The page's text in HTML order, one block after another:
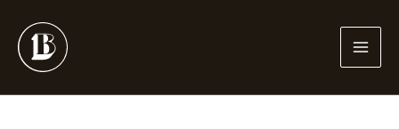
au
contenu